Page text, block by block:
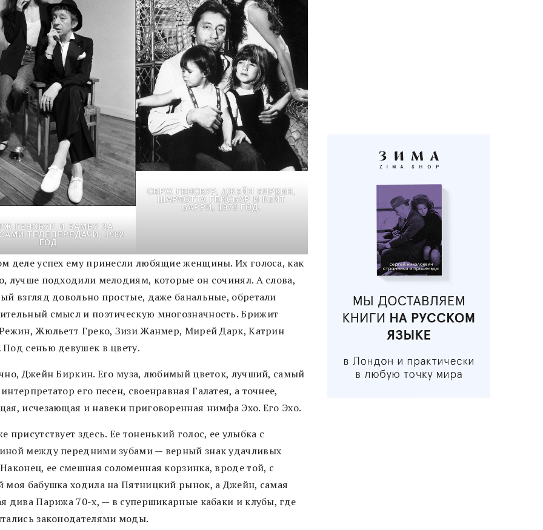
ГЕНСБУР И БАМБУ ЗА
ТЕЛЕПЕРЕДАЧИ, 1982
ГОД.
СЕРЖ ГЕНСБУР, ДЖЕЙН БИРКИН,
ШАРЛОТТА ГЕНСБУР И КЕЙТ
БАРРИ, 1973 ГОД.
деле успех ему принесли любящие женщины. Их голоса, как
лучше подходили мелодиям, которые он сочинял. А слова,
взгляд довольно простые, даже банальные, обретали
смысл и поэтическую многозначность. Брижит
Жюльетт Греко, Зизи Жанмер, Мирей Дарк, Катрин
сенью девушек в цвету.
Джейн Биркин. Его муза, любимый цветок, лучший, самый
его песен, своенравная Галатея, а точнее,
исчезающая и навеки приговоренная нимфа Эхо. Его Эхо.
присутствует здесь. Ее тоненький голос, ее улыбка с
между передними зубами — верный знак удачливых
ее смешная соломенная корзинка, вроде той, с
моя бабушка ходила на Пятницкий рынок, а Джейн, самая
дива Парижа 70-х, — в супершикарные кабаки и клубы, где
законодателями моды.